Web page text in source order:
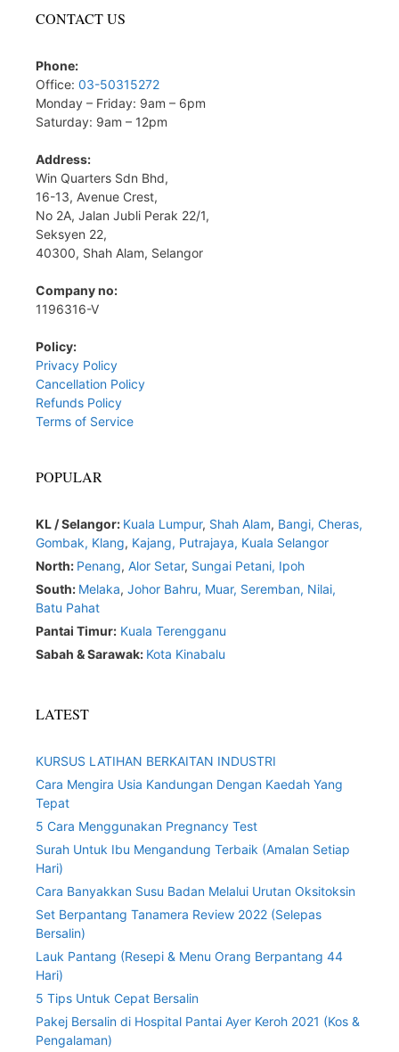
CONTACT US
Phone:
Office: 03-50315272
Monday – Friday: 9am – 6pm
Saturday: 9am – 12pm
Address:
Win Quarters Sdn Bhd,
16-13, Avenue Crest,
No 2A, Jalan Jubli Perak 22/1,
Seksyen 22,
40300, Shah Alam, Selangor
Company no:
1196316-V
Policy:
Privacy Policy
Cancellation Policy
Refunds Policy
Terms of Service
POPULAR
KL / Selangor: Kuala Lumpur, Shah Alam, Bangi, Cheras,
Gombak, Klang, Kajang, Putrajaya, Kuala Selangor
North: Penang, Alor Setar, Sungai Petani, Ipoh
South: Melaka, Johor Bahru, Muar, Seremban, Nilai,
Batu Pahat
Pantai Timur: Kuala Terengganu
Sabah & Sarawak: Kota Kinabalu
LATEST
KURSUS LATIHAN BERKAITAN INDUSTRI
Cara Mengira Usia Kandungan Dengan Kaedah Yang
Tepat
5 Cara Menggunakan Pregnancy Test
Surah Untuk Ibu Mengandung Terbaik (Amalan Setiap
Hari)
Cara Banyakkan Susu Badan Melalui Urutan Oksitoksin
Set Berpantang Tanamera Review 2022 (Selepas
Bersalin)
Lauk Pantang (Resepi & Menu Orang Berpantang 44
Hari)
5 Tips Untuk Cepat Bersalin
Pakej Bersalin di Hospital Pantai Ayer Keroh 2021 (Kos &
Pengalaman)